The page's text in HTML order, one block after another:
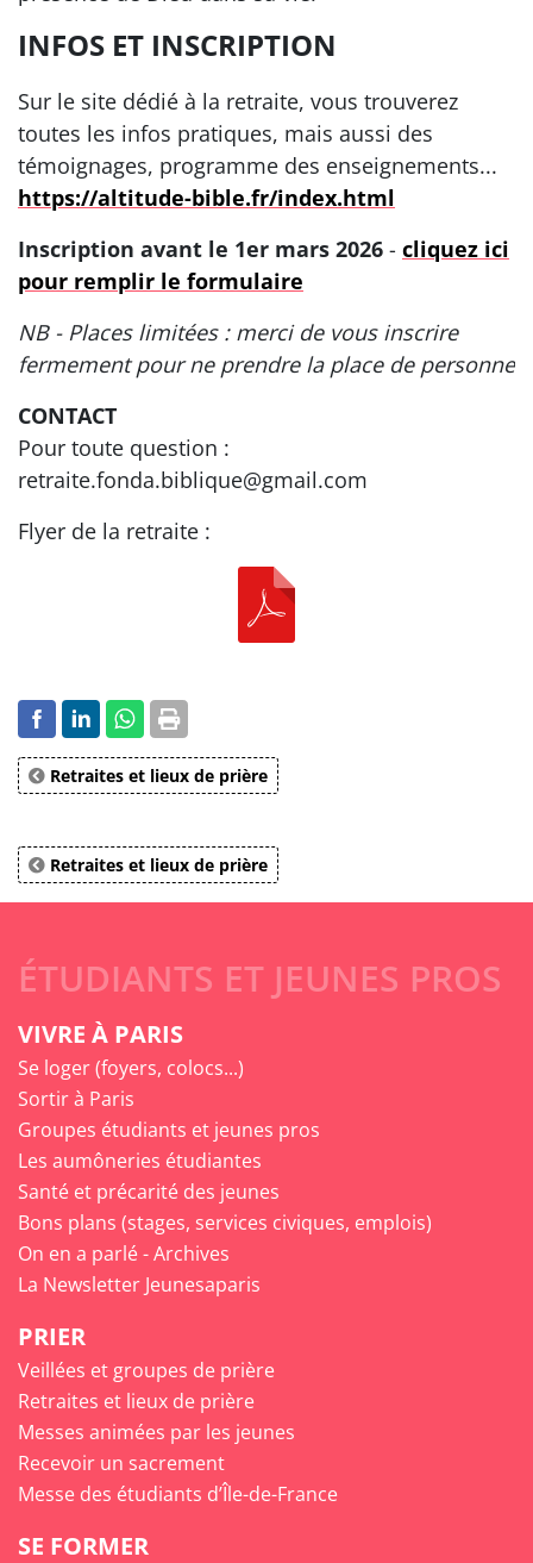
INFOS ET INSCRIPTION
Sur le site dédié à la retraite, vous trouverez
toutes les infos pratiques, mais aussi des
témoignages, programme des enseignements...
https://altitude-bible.fr/index.html
Inscription avant le 1er mars 2026 - cliquez ici
pour remplir le formulaire
NB - Places limitées : merci de vous inscrire
fermement pour ne prendre la place de personne
CONTACT
Pour toute question :
retraite.fonda.biblique@gmail.com
Flyer de la retraite :
Retraites et lieux de prière
Retraites et lieux de prière
ÉTUDIANTS ET JEUNES PROS
VIVRE À PARIS
Se loger (foyers, colocs...)
Sortir à Paris
Groupes étudiants et jeunes pros
Les aumôneries étudiantes
Santé et précarité des jeunes
Bons plans (stages, services civiques, emplois)
On en a parlé - Archives
La Newsletter Jeunesaparis
PRIER
Veillées et groupes de prière
Retraites et lieux de prière
Messes animées par les jeunes
Recevoir un sacrement
Messe des étudiants d’Île-de-France
SE FORMER